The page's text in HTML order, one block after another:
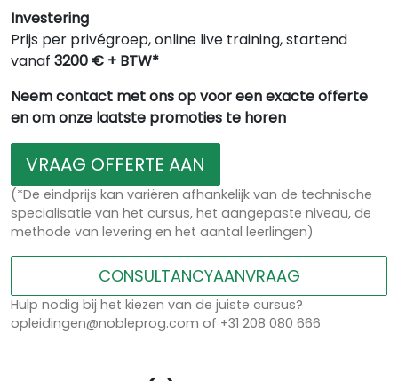
Investering
Prijs per privégroep, online live training, startend
vanaf 3200 € + BTW*
Neem contact met ons op voor een exacte offerte
en om onze laatste promoties te horen
VRAAG OFFERTE AAN
(*De eindprijs kan variëren afhankelijk van de technische
specialisatie van het cursus, het aangepaste niveau, de
methode van levering en het aantal leerlingen)
CONSULTANCYAANVRAAG
Hulp nodig bij het kiezen van de juiste cursus?
opleidingen@nobleprog.com of +31 208 080 666